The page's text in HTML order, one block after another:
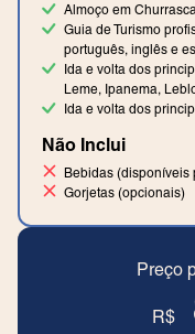
Almoço em
Guia de Turismo
português, inglês e
Ida e volta dos
Leme, Ipanema,
Ida e volta dos
Não Inclui
Bebidas (disponíveis
Gorjetas (opcionais)
Preço
R$